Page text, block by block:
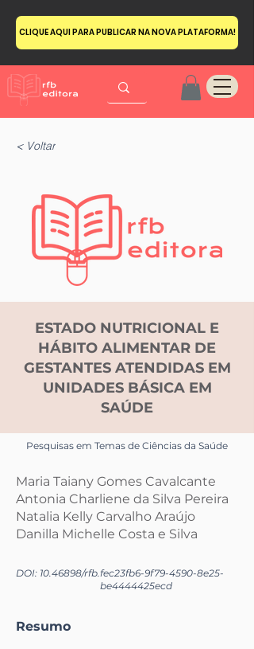
CLIQUE AQUI PARA PUBLICAR NA NOVA PLATAFORMA!
< Voltar
ESTADO NUTRICIONAL E
HÁBITO ALIMENTAR DE
GESTANTES ATENDIDAS EM
UNIDADES BÁSICA EM
SAÚDE
Pesquisas em Temas de Ciências da Saúde
Maria Taiany Gomes Cavalcante
Antonia Charliene da Silva Pereira
Natalia Kelly Carvalho Araújo
Danilla Michelle Costa e Silva
DOI: 10.46898/rfb.fec23fb6-9f79-4590-8e25-
be4444425ecd
Resumo